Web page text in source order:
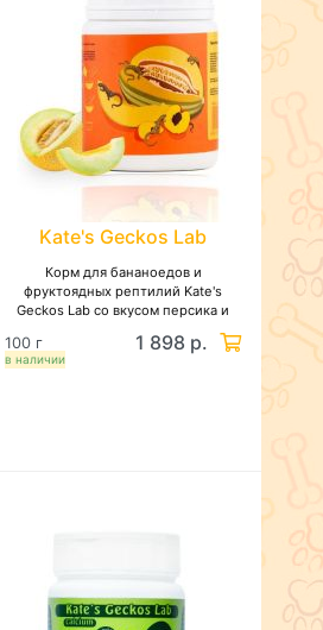
Kate's Geckos Lab
Корм для бананоедов и
фруктоядных рептилий Kate's
Geckos Lab со вкусом персика и
в наличии
100 г 1 898 р.